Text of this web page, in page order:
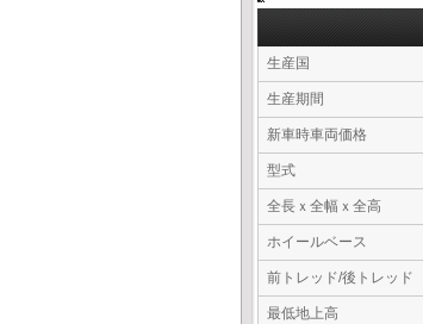
生産国
生産期間
新車時車両価格
型式
全長ｘ全幅ｘ全高
ホイールベース
前トレッド/後トレッド
最低地上高